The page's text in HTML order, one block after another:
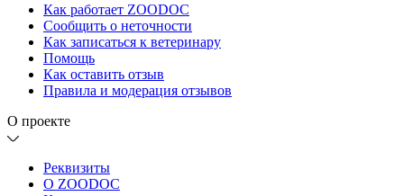
Как работает ZOODOC
Сообщить о неточности
Как записаться к ветеринару
Помощь
Как оставить отзыв
Правила и модерация отзывов
О проекте
Реквизиты
О ZOODOC